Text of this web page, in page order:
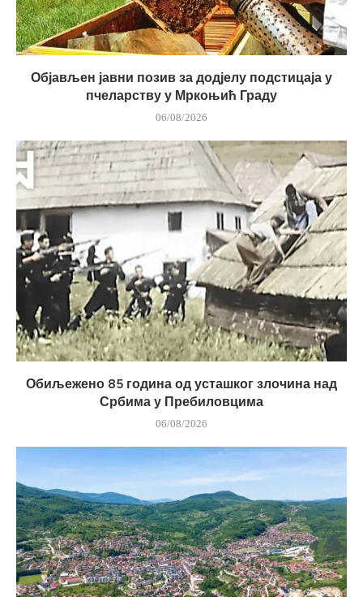
Објављен јавни позив за додјелу подстицаја у
пчеларству у Мркоњић Граду
06/08/2026
Обиљежено 85 година од усташког злочина над
Србима у Пребиловцима
06/08/2026